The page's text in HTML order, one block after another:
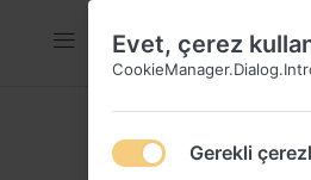
Evet, çerez
Gerekli